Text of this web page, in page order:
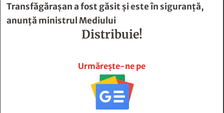
Transfăgăraşan a fost găsit şi este în siguranţă,
anunță ministrul Mediului
Distribuie!
Urmărește-ne pe